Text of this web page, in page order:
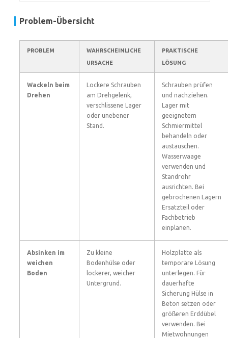
Problem-Übersicht
PROBLEM
WAHRSCHEINLICHE
URSACHE
PRAKTISCHE
LÖSUNG
Wackeln beim
Drehen
Lockere Schrauben
am Drehgelenk,
verschlissene Lager
oder unebener
Stand.
Schrauben prüfen
und nachziehen.
Lager mit
geeignetem
Schmiermittel
behandeln oder
austauschen.
Wasserwaage
verwenden und
Standrohr
ausrichten. Bei
gebrochenen Lagern
Ersatzteil oder
Fachbetrieb
einplanen.
Absinken im
weichen
Boden
Zu kleine
Bodenhülse oder
lockerer, weicher
Untergrund.
Holzplatte als
temporäre Lösung
unterlegen. Für
dauerhafte
Sicherung Hülse in
Beton setzen oder
größeren Erddübel
verwenden. Bei
Mietwohnungen